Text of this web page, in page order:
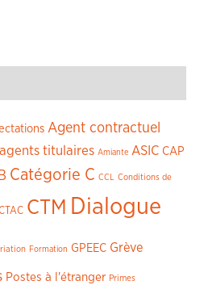
Agent contractuel
agents titulaires Amiante ASIC CAP
Catégorie C CCL Conditions de
CTM Dialogue
Formation GPEEC Grève
Postes à l'étranger Primes